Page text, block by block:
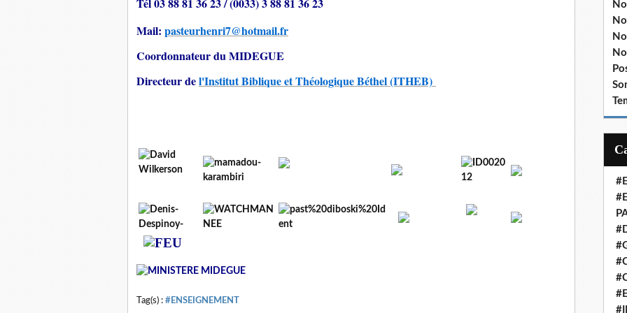
Mail: pasteurhenri7@hotmail.fr
Coordonnateur du MIDEGUE
Directeur del'Institut Biblique et Théologique Béthel (ITHEB)
Tag(s) : #ENSEIGNEMENT